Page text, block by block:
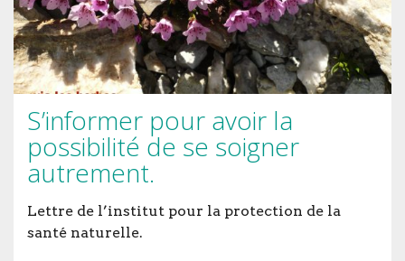
S’informer pour avoir la
possibilité de se soigner
autrement.
Lettre de l’institut pour la protection de la
santé naturelle.